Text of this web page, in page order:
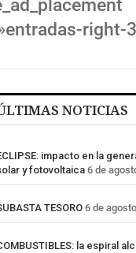
right-
NOTICIAS
impacto en la
y fotovoltaica 6 de
TESORO6 de
la espiral